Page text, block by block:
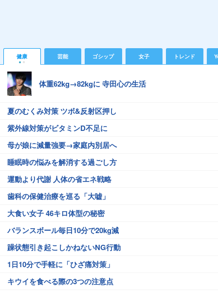
健康 芸能 ゴシップ 女子 トレンド
体重62kg→82kgに 寺田心の生活
夏のむくみ対策 ツボ&反射区押し
紫外線対策がビタミンD不足に
母が娘に減量強要→家庭内別居へ
睡眠時の悩みを解消する過ごし方
運動より代謝 人体の省エネ戦略
歯科の保健治療を巡る「大嘘」
大食い女子 46キロ体型の秘密
バランスボール毎日10分で20kg減
躁状態引き起こしかねないNG行動
1日10分で手軽に「ひざ痛対策」
キウイを食べる際の3つの注意点